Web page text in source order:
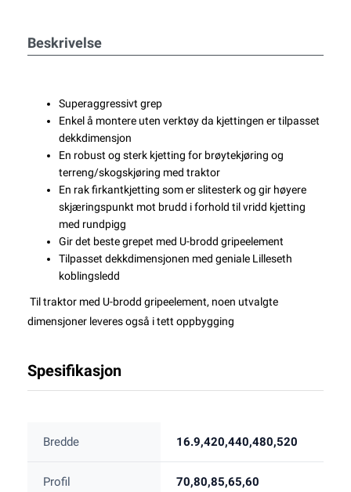
Beskrivelse
Superaggressivt grep
Enkel å montere uten verktøy da kjettingen er tilpasset
dekkdimensjon
En robust og sterk kjetting for brøytekjøring og
terreng/skogskjøring med traktor
En rak firkantkjetting som er slitesterk og gir høyere
skjæringspunkt mot brudd i forhold til vridd kjetting
med rundpigg
Gir det beste grepet med U-brodd gripeelement
Tilpasset dekkdimensjonen med geniale Lilleseth
koblingsledd
Til traktor med U-brodd gripeelement, noen utvalgte
dimensjoner leveres også i tett oppbygging
Spesifikasjon
Bredde 16.9,420,440,480,520
Profil 70,80,85,65,60